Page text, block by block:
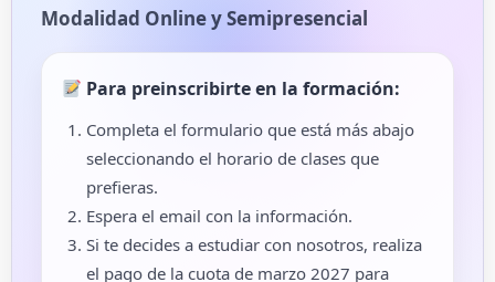
Modalidad Online y Semipresencial
Para preinscribirte en la formación:
Completa el formulario que está más abajo
seleccionando el horario de clases que
prefieras.
Espera el email con la información.
Si te decides a estudiar con nosotros, realiza
el pago de la cuota de marzo 2027 para